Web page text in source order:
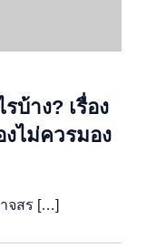
บ้าง? เรื่อง
ไม่ควรมอง
จสร […]